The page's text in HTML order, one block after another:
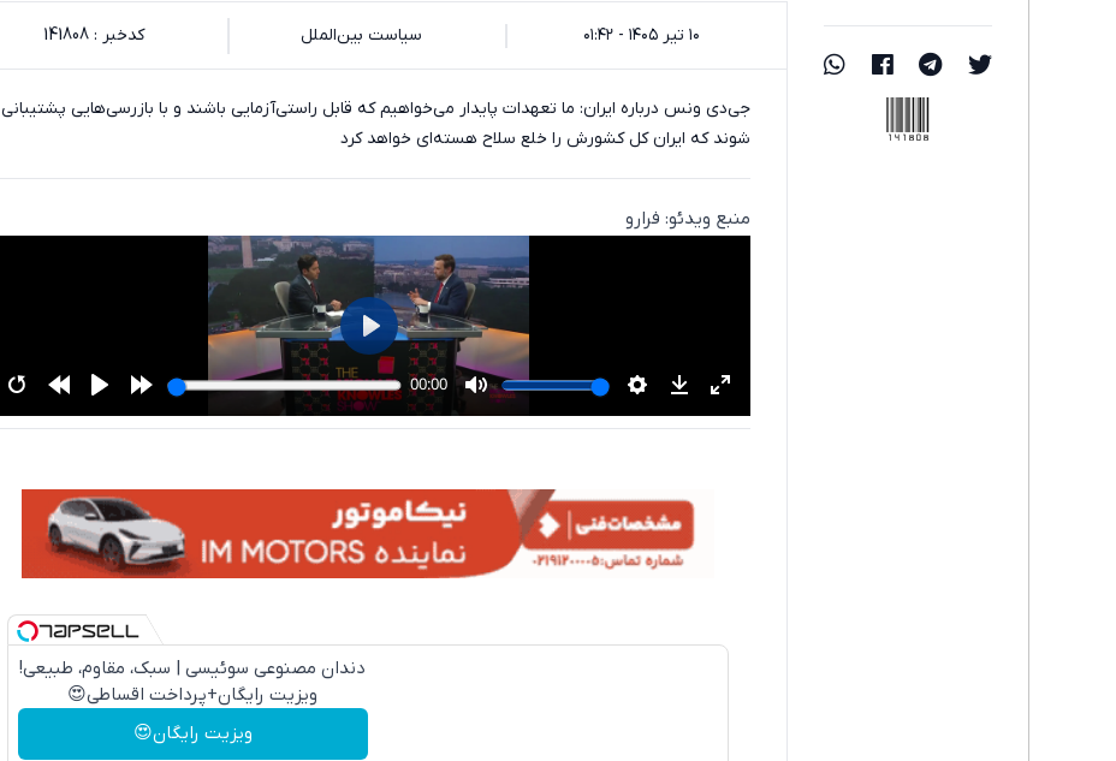
141808
۱۰ تیر ۱۴۰۵ - ۰۱:۴۲ سیاست بین‌الملل کدخبر : 141808
جی‌دی ونس درباره ایران: ما تعهدات پایدار می‌خواهیم که قابل راستی‌آزمایی باشند و با بازرسی‌هایی پشتیبانی
شوند که ایران کل کشورش را خلع سلاح هسته‌ای خواهد کرد
منبع ویدئو: فرارو
دندان مصنوعی سوئیسی | سبک، مقاوم، طبیعی!
ویزیت رایگان+پرداخت اقساطی😍
ویزیت رایگان😍